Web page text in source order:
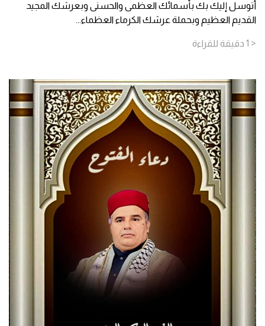
أتوسل إليك بك بأسمائك العظمى والحسنى وبعرشك المجيد
القديم العظيم وبحملة عرشك الكرماء العظماء...
< 1 دقيقة للقراءة